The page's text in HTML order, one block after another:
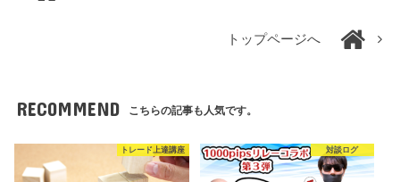
トップページへ
RECOMMEND こちらの記事も人気です。
トレード上達講座 対談ログ